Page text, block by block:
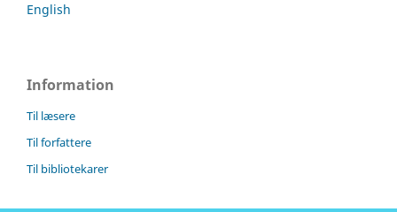
English
Information
Til læsere
Til forfattere
Til bibliotekarer